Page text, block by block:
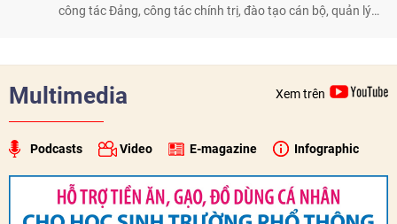
công tác Đảng, công tác chính trị, đào tạo cán bộ, quản lý
Multimedia Xem trên
Podcasts Video E-magazine Infographic